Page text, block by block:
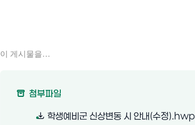
이 게시물을…
첨부파일
학생예비군 신상변동 시 안내(수정).hwp